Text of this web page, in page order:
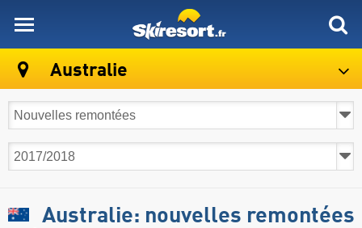
Australie
Australie: nouvelles remontées